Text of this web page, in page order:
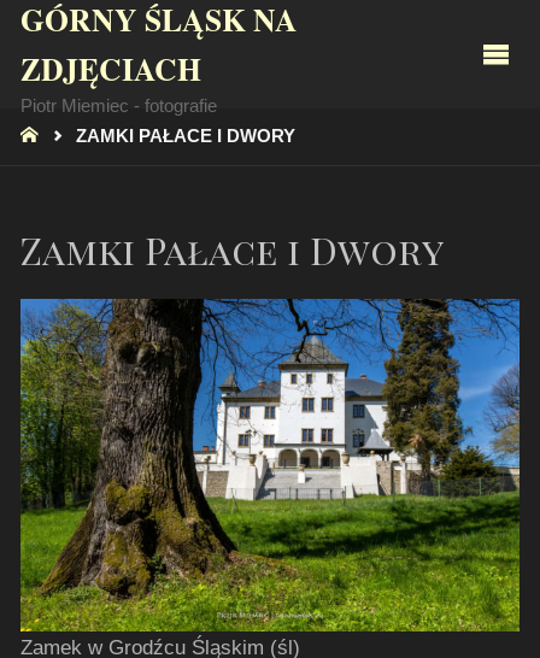
GÓRNY ŚLĄSK NA
ZDJĘCIACH
Piotr Miemiec - fotografie
STRONA
ZAMKI PAŁACE I DWORY
Zamki Pałace i Dwory
Zamek w Grodźcu Śląskim (śl)